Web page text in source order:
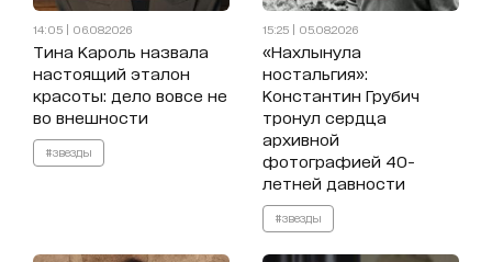
14:05 | 06.08.2026
Тина Кароль назвала
настоящий эталон
красоты: дело вовсе не
во внешности
#звезды
15:25 | 05.08.2026
«Нахлынула
ностальгия»:
Константин Грубич
тронул сердца
архивной
фотографией 40-
летней давности
#звезды